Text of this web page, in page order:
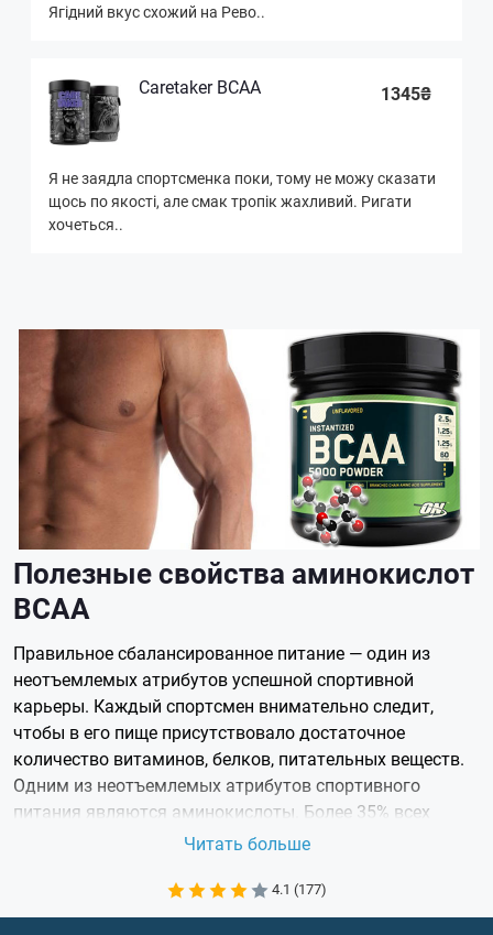
Ягідний вкус схожий на Рево..
Caretaker BCAA 1345₴
Я не заядла спортсменка поки, тому не можу сказати
щось по якості, але смак тропік жахливий. Ригати
хочеться..
Полезные свойства аминокислот
ВСАА
Правильное сбалансированное питание — один из
неотъемлемых атрибутов успешной спортивной
карьеры. Каждый спортсмен внимательно следит,
чтобы в его пище присутствовало достаточное
количество витаминов, белков, питательных веществ.
Одним из неотъемлемых атрибутов спортивного
питания являются аминокислоты. Более 35% всех
аминокислотных соединений, содержащихся в
(Branched-chain amino acids).
Эту группу составляют три незаменимые
Читать больше
4.1 (177)